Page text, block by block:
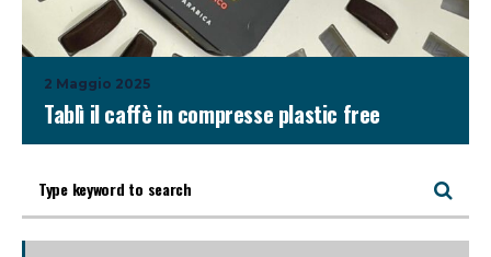
2 Maggio 2025
Tablì il caffè in compresse plastic free